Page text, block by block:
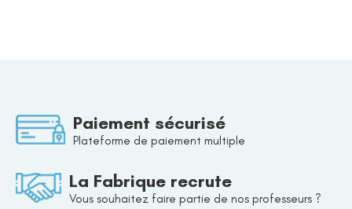
Paiement sécurisé
Plateforme de paiement multiple
La Fabrique recrute
Vous souhaitez faire partie de nos professeurs ?